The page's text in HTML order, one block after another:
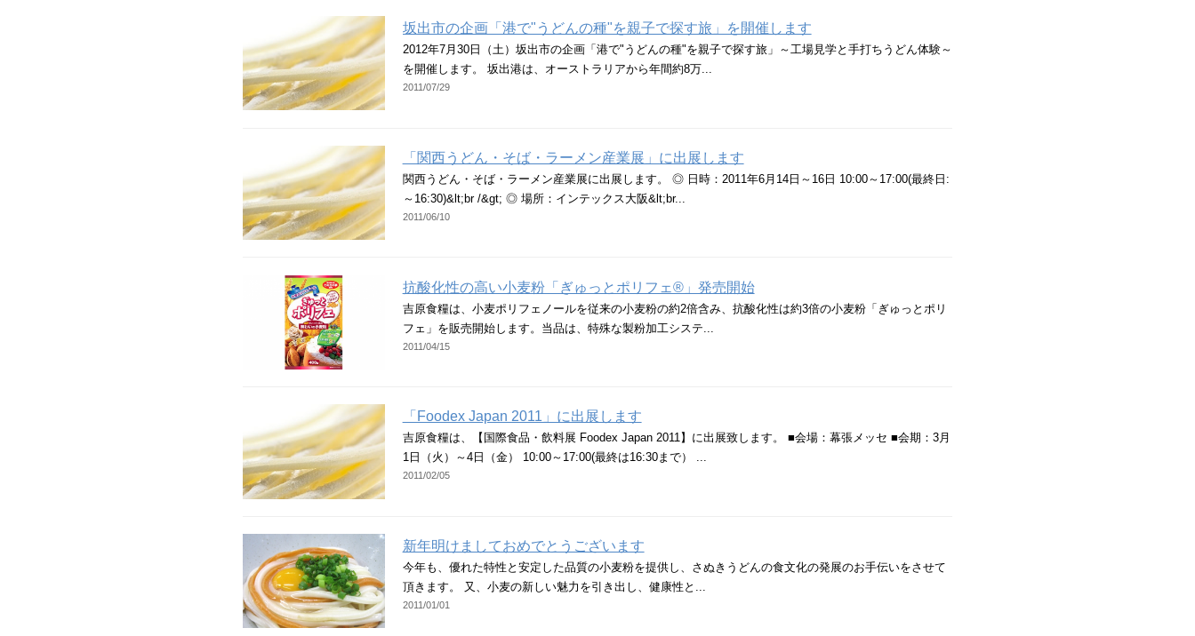
坂出市の企画「港で"うどんの種"を親子で探す旅」を開催します
2012年7月30日（土）坂出市の企画「港で"うどんの種"を親子で探す旅」～工場見学と手打ちうどん体験～
を開催します。 坂出港は、オーストラリアから年間約8万...
2011/07/29
「関西うどん・そば・ラーメン産業展」に出展します
関西うどん・そば・ラーメン産業展に出展します。 ◎ 日時：2011年6月14日～16日 10:00～17:00(最終日:
～16:30)&lt;br /&gt; ◎ 場所：インテックス大阪&lt;br...
2011/06/10
抗酸化性の高い小麦粉「ぎゅっとポリフェ®」発売開始
吉原食糧は、小麦ポリフェノールを従来の小麦粉の約2倍含み、抗酸化性は約3倍の小麦粉「ぎゅっとポリ
フェ」を販売開始します。当品は、特殊な製粉加工システ...
2011/04/15
「Foodex Japan 2011」に出展します
吉原食糧は、【国際食品・飲料展 Foodex Japan 2011】に出展致します。 ■会場：幕張メッセ ■会期：3月
1日（火）～4日（金） 10:00～17:00(最終は16:30まで） ...
2011/02/05
新年明けましておめでとうございます
今年も、優れた特性と安定した品質の小麦粉を提供し、さぬきうどんの食文化の発展のお手伝いをさせて
頂きます。 又、小麦の新しい魅力を引き出し、健康性と...
2011/01/01